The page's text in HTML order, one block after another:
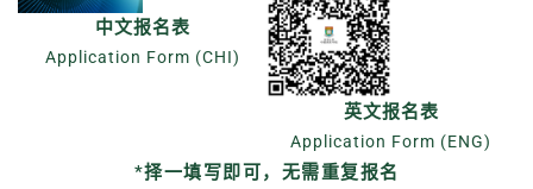
中文报名表
Application Form (CHI)
英文报名表
Application Form (ENG)
*择一填写即可，无需重复报名